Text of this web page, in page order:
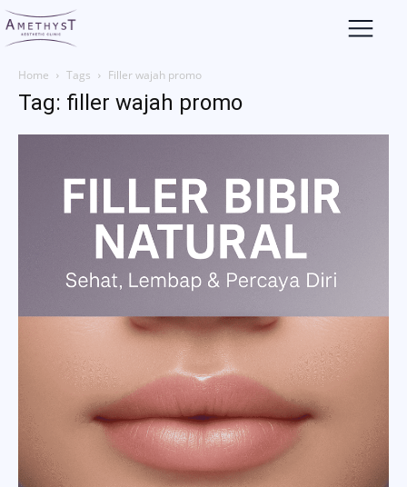
Home Tags Filler wajah promo
Tag: filler wajah promo